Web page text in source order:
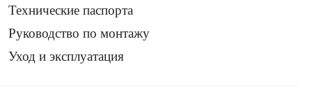
Технические паспорта
Руководство по монтажу
Уход и эксплуатация